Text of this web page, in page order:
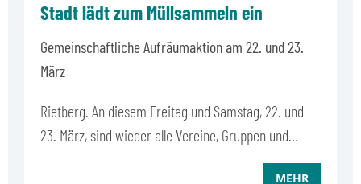
Stadt lädt zum Müllsammeln ein
Gemeinschaftliche Aufräumaktion am 22. und 23.
März
Rietberg. An diesem Freitag und Samstag, 22. und
23. März, sind wieder alle Vereine, Gruppen und…
MEHR